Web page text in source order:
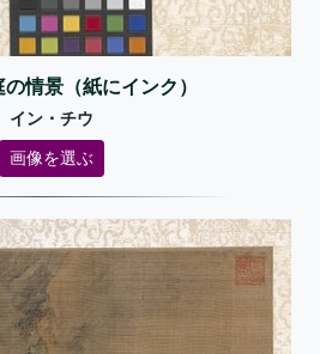
情景（紙にインク）
イン・チウ
画像を選ぶ